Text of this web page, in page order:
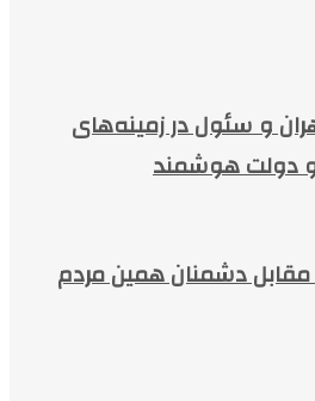
و سئول در زمینه‌های
هوشمند
مقابل دشمنان همین مردم